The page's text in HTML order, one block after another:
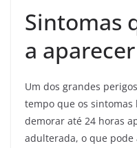
Sintomas
a aparecer
Um dos grandes
tempo que os sintomas
demorar até 24 horas
adulterada, o que